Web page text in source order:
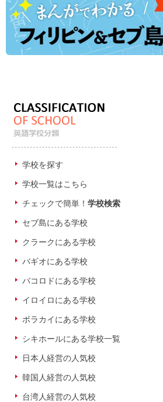
学校を探す
学校一覧はこちら
チェックで簡単！ 学校検索
セブ島にある学校
クラークにある学校
バギオにある学校
バコロドにある学校
イロイロにある学校
ボラカイにある学校
シキホールにある学校一覧
日本人経営の人気校
韓国人経営の人気校
台湾人経営の人気校